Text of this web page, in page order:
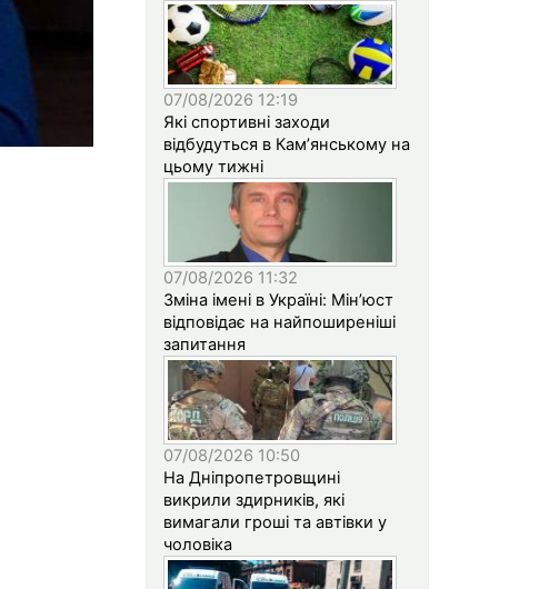
07/08/2026 12:19
Які спортивні заходи
відбудуться в Кам’янському на
цьому тижні
07/08/2026 11:32
Зміна імені в Україні: Мін’юст
відповідає на найпоширеніші
запитання
07/08/2026 10:50
На Дніпропетровщині
викрили здирників, які
вимагали гроші та автівки у
чоловіка